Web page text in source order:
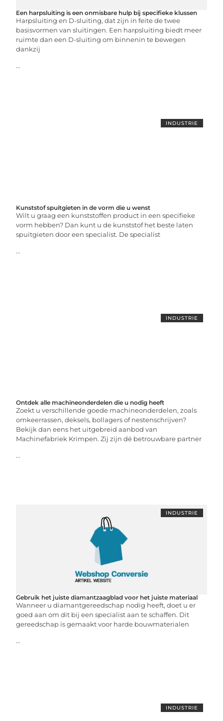
Een harpsluiting is een onmisbare hulp bij specifieke klussen
Harpsluiting en D-sluiting, dat zijn in feite de twee
basisvormen van sluitingen. Een harpsluiting biedt meer
ruimte dan een D-sluiting om binnenin te bewegen
dankzij
...
INDUSTRIE
Kunststof spuitgieten in de vorm die u wenst
Wilt u graag een kunststoffen product in een specifieke
vorm hebben? Dan kunt u de kunststof het beste laten
spuitgieten door een specialist. De specialist
...
INDUSTRIE
Ontdek alle machineonderdelen die u nodig heeft
Zoekt u verschillende goede machineonderdelen, zoals
omkeerrassen, deksels, bollagers of nestenschrijven?
Bekijk dan eens het uitgebreid aanbod van
Machinefabriek Krimpen. Zij zijn dé betrouwbare partner
...
INDUSTRIE
Gebruik het juiste diamantzaagblad voor het juiste materiaal
Wanneer u diamantgereedschap nodig heeft, doet u er
goed aan om dit bij een specialist aan te schaffen. Dit
gereedschap is gemaakt voor harde bouwmaterialen
...
INDUSTRIE